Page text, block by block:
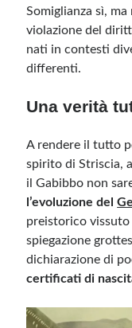
Somiglianza sì,
violazione del
nati in contesti
differenti.
Una verità
A rendere il tutto
spirito di Striscia,
il Gabibbo non
l’evoluzione del
preistorico
spiegazione
dichiarazione di
certificati di